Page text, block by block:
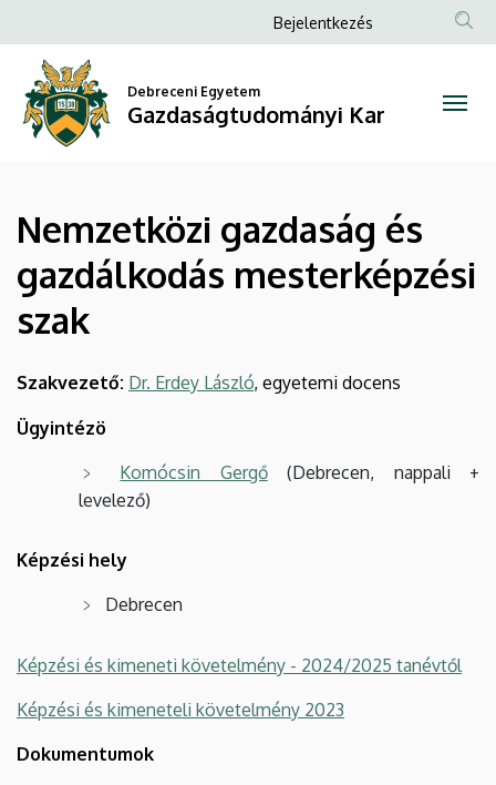
gazdaság
és
gazdálkodás
mesterképzési
szak
Gazdaságtudományi
Kar
a
tartalomra
Anonim
menüje
Bejelentkezés
Debreceni Egyetem
Gazdaságtudományi Kar
Nemzetközi gazdaság és
gazdálkodás mesterképzési
szak
Szakvezető: Dr. Erdey László, egyetemi docens
Ügyintézö
Komócsin Gergő(Debrecen, nappali +
levelező)
Képzési hely
Debrecen
Képzési és kimeneti követelmény - 2024/2025 tanévtől
Képzési és kimeneteli követelmény 2023
Dokumentumok